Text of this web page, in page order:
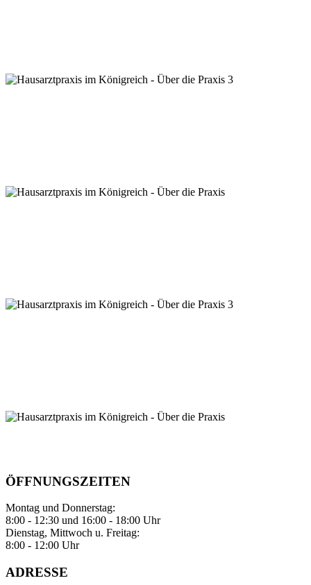
ÖFFNUNGSZEITEN
Montag und Donnerstag:
8:00 - 12:30 und 16:00 - 18:00 Uhr
Dienstag, Mittwoch u. Freitag:
8:00 - 12:00 Uhr
ADRESSE